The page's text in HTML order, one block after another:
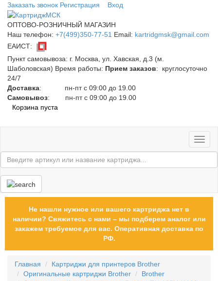
Заказать звонок Регистрация Вход
ОПТОВО-РОЗНИЧНЫЙ МАГАЗИН
Наш телефон: +7(499)350-77-51 Email: kartridgmsk@gmail.com
ЕАИСТ:
Пункт самовывоза: г. Москва, ул. Хавская, д.3 (м.
Шаболовская) Время работы: Прием заказов: круглосуточно
24/7
Доставка: пн-пт с 09:00 до 19.00
Самовывоз: пн-пт с 09:00 до 19.00
Корзина пуста
Не нашли нужное или вашего картриджа нет в
наличии? Свяжитесь с нами – мы подберем аналог или
закажем требуемое для вас. Оперативная доставка по
РФ.
Главная
Картриджи для принтеров Brother
Оригинальные картриджи Brother
Brother